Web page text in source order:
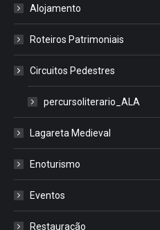
Alojamento
Roteiros Patrimoniais
Circuitos Pedestres
percursoliterario_ALA
Lagareta Medieval
Enoturismo
Eventos
Restauração